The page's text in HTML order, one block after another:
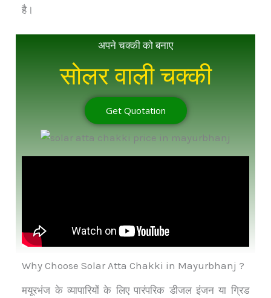
है।
अपने चक्की को बनाए
सोलर वाली चक्की
Get Quotation
Why Choose Solar Atta Chakki in Mayurbhanj ?
मयूरभंज के व्यापारियों के लिए पारंपरिक डीजल इंजन या ग्रिड